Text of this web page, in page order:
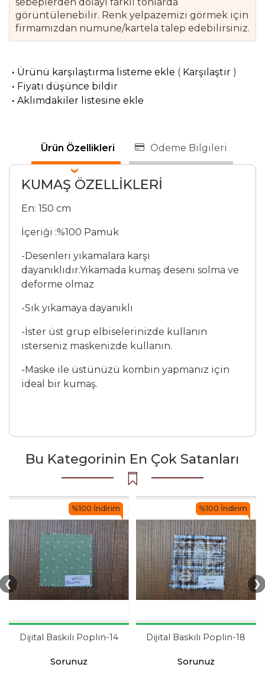
görüntülenebilir. Renk yelpazemizi görmek için
firmamızdan numune/kartela talep edebilirsiniz.
· Ürünü karşılaştırma listeme ekle ( Karşılaştır)
· Fiyatı düşünce bildir
· Aklımdakiler listesine ekle
Ürün Özellikleri Ödeme Bilgileri
KUMAŞ ÖZELLİKLERİ
En: 150 cm
İçeriği :%100 Pamuk
-Desenleri yıkamalara karşı
dayanıklıdır.Yıkamada kumaş deseni solma ve
deforme olmaz
-Sık yıkamaya dayanıklı
-İster üst grup elbiselerinizde kullanın
isterseniz maskenizde kullanın.
-Maske ile üstünüzü kombin yapmanız için
ideal bir kumaş.
Bu Kategorinin En Çok Satanları
%100 İndirim
Dijital Baskılı Poplin-14
Sorunuz
%100 İndirim
Dijital Baskılı Poplin-18
Sorunuz
❮ ❯